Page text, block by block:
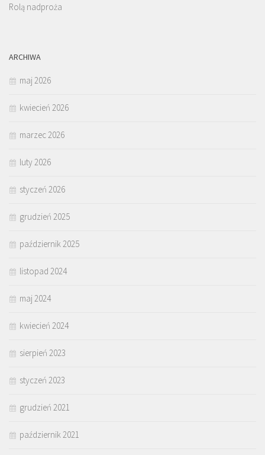
Rolą nadproża
ARCHIWA
maj 2026
kwiecień 2026
marzec 2026
luty 2026
styczeń 2026
grudzień 2025
październik 2025
listopad 2024
maj 2024
kwiecień 2024
sierpień 2023
styczeń 2023
grudzień 2021
październik 2021